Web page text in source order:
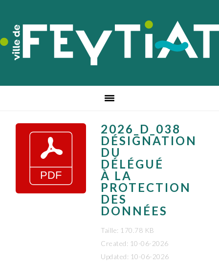
navigation
principale
contenu
principal
pied
de
page
2026_D_038
DÉSIGNATION
DU
DÉLÉGUÉ
À LA
PROTECTION
DES
DONNÉES
Taille: 170.78 KB
Created: 10-06-2026
Updated: 10-06-2026